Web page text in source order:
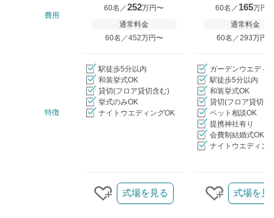
費用
60名／252万円〜
通常料金
60名／452万円〜
60名／ 165万円
通常料金
60名／293万円〜
特徴
駅徒歩5分以内
和装挙式OK
貸切(フロア貸切含む)
挙式のみOK
ナイトウエディングOK
ガーデンウエディ
駅徒歩5分以内
和装挙式OK
貸切(フロア貸切含
ペット相談OK
提携神社有り
会費制結婚式OK
ナイトウエディン
クリップする
式場を見る
クリップす
式場を見